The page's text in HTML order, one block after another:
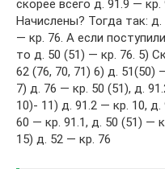
скорее всего д. 91.9 —
Начислены? Тогда так:
— кр. 76. А если
то д. 50 (51) — кр. 76. 5)
62 (76, 70, 71) 6) д. 51(50)
7) д. 76 — кр. 50 (51), д.
10)- 11) д. 91.2 — кр. 10,
60 — кр. 91.1, д. 50 (51) —
15) д. 52 — кр. 76